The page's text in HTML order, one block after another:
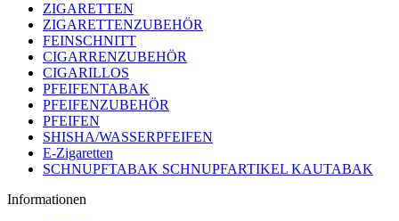
ZIGARETTEN
ZIGARETTENZUBEHÖR
FEINSCHNITT
CIGARRENZUBEHÖR
CIGARILLOS
PFEIFENTABAK
PFEIFENZUBEHÖR
PFEIFEN
SHISHA/WASSERPFEIFEN
E-Zigaretten
SCHNUPFTABAK SCHNUPFARTIKEL KAUTABAK
Informationen